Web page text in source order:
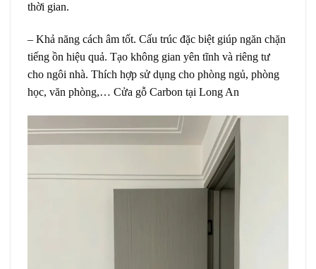
thời gian.
– Khả năng cách âm tốt. Cấu trúc đặc biệt giúp ngăn chặn
tiếng ồn hiệu quả. Tạo không gian yên tĩnh và riêng tư
cho ngôi nhà. Thích hợp sử dụng cho phòng ngủ, phòng
học, văn phòng,… Cửa gỗ Carbon tại Long An